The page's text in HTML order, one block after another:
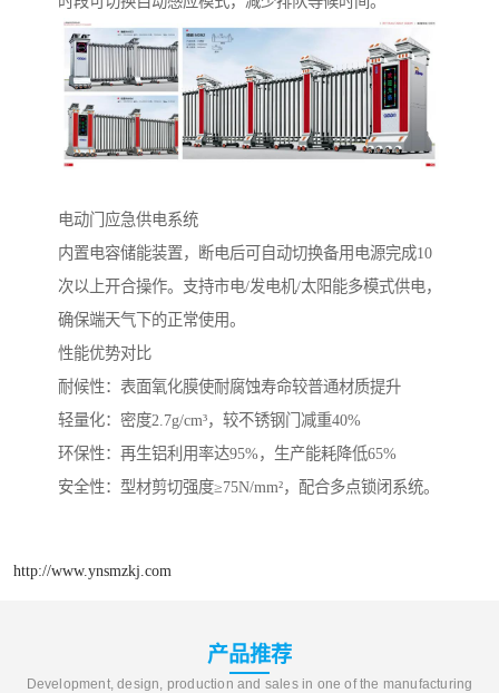
电动门应急供电系统‌
内置电容储能装置，断电后可自动切换备用电源完成10
次以上开合操作。支持市电/发电机/太阳能多模式供电，
确保端天气下的正常使用。
性能优势对比
‌耐候性‌：表面氧化膜使耐腐蚀寿命较普通材质提升
‌轻量化‌：密度2.7g/cm³，较不锈钢门减重40%
‌环保性‌：再生铝利用率达95%，生产能耗降低65%
‌安全性‌：型材剪切强度≥75N/mm²，配合多点锁闭系统。
http://www.ynsmzkj.com
产品推荐
Development, design, production and sales in one of the manufacturing